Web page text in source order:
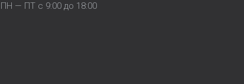
ПН — ПТ с 9:00 до 18:00